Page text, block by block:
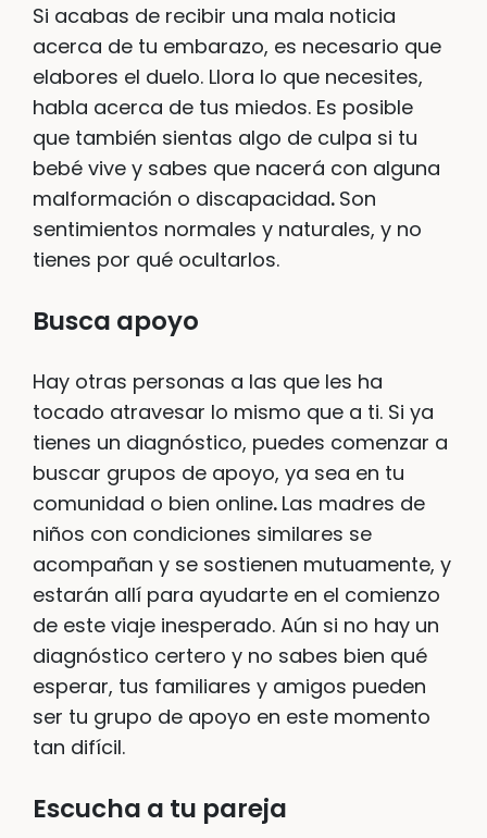
Si acabas de recibir una mala noticia
acerca de tu embarazo, es necesario que
elabores el duelo. Llora lo que necesites,
habla acerca de tus miedos. Es posible
que también sientas algo de culpa si tu
bebé vive y sabes que nacerá con alguna
malformación o discapacidad. Son
sentimientos normales y naturales, y no
tienes por qué ocultarlos.
Busca apoyo
Hay otras personas a las que les ha
tocado atravesar lo mismo que a ti. Si ya
tienes un diagnóstico, puedes comenzar a
buscar grupos de apoyo, ya sea en tu
comunidad o bien online. Las madres de
niños con condiciones similares se
acompañan y se sostienen mutuamente, y
estarán allí para ayudarte en el comienzo
de este viaje inesperado. Aún si no hay un
diagnóstico certero y no sabes bien qué
esperar, tus familiares y amigos pueden
ser tu grupo de apoyo en este momento
tan difícil.
Escucha a tu pareja